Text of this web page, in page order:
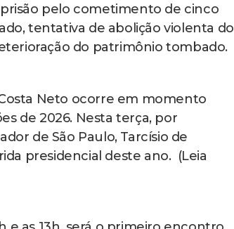
pelo cometimento de cinco
tentativa de abolição violenta do
do patrimônio tombado.
Neto ocorre em momento
de 2026. Nesta terça, por
de São Paulo, Tarcísio de
presidencial deste ano. (Leia